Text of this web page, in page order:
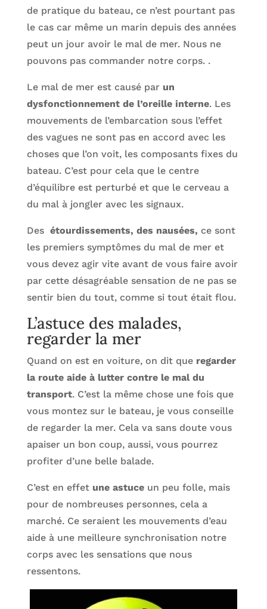
de pratique du bateau, ce n’est pourtant pas
le cas car même un marin depuis des années
peut un jour avoir le mal de mer. Nous ne
pouvons pas commander notre corps. .
Le mal de mer est causé par un
dysfonctionnement de l’oreille interne. Les
mouvements de l’embarcation sous l’effet
des vagues ne sont pas en accord avec les
choses que l’on voit, les composants fixes du
bateau. C’est pour cela que le centre
d’équilibre est perturbé et que le cerveau a
du mal à jongler avec les signaux.
Des étourdissements, des nausées, ce sont
les premiers symptômes du mal de mer et
vous devez agir vite avant de vous faire avoir
par cette désagréable sensation de ne pas se
sentir bien du tout, comme si tout était flou.
L’astuce des malades,
regarder la mer
Quand on est en voiture, on dit que regarder
la route aide à lutter contre le mal du
transport. C’est la même chose une fois que
vous montez sur le bateau, je vous conseille
de regarder la mer. Cela va sans doute vous
apaiser un bon coup, aussi, vous pourrez
profiter d’une belle balade.
C’est en effet une astuceun peu folle, mais
pour de nombreuses personnes, cela a
marché. Ce seraient les mouvements d’eau
aide à une meilleure synchronisation notre
corps avec les sensations que nous
ressentons.